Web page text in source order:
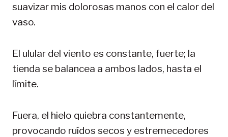
suavizar mis dolorosas manos con el calor del
vaso.
El ulular del viento es constante, fuerte; la
tienda se balancea a ambos lados, hasta el
límite.
Fuera, el hielo quiebra constantemente,
provocando ruídos secos y estremecedores